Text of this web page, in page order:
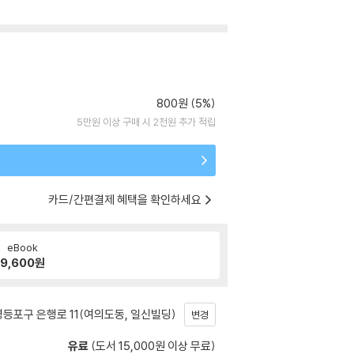
800원 (5%)
5만원 이상 구매 시 2천원 추가 적립
카드/간편결제 혜택을 확인하세요
eBook
9,600원
포구 은행로 11(여의도동, 일신빌딩) 변경
유료 (도서 15,000원 이상 무료)